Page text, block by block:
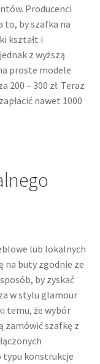
Producenci
to, by szafka na
kształt i
z wyższą
proste modele
200 – 300 zł. Teraz
nawet 1000
lub lokalnych
buty zgodnie ze
by zyskać
w stylu glamour
temu, że wybór
zamówić szafkę z
typu konstrukcje